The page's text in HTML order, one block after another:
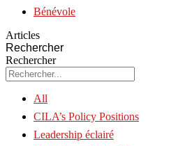
Bénévole
Articles
Rechercher
Rechercher
All
CILA’s Policy Positions
Leadership éclairé